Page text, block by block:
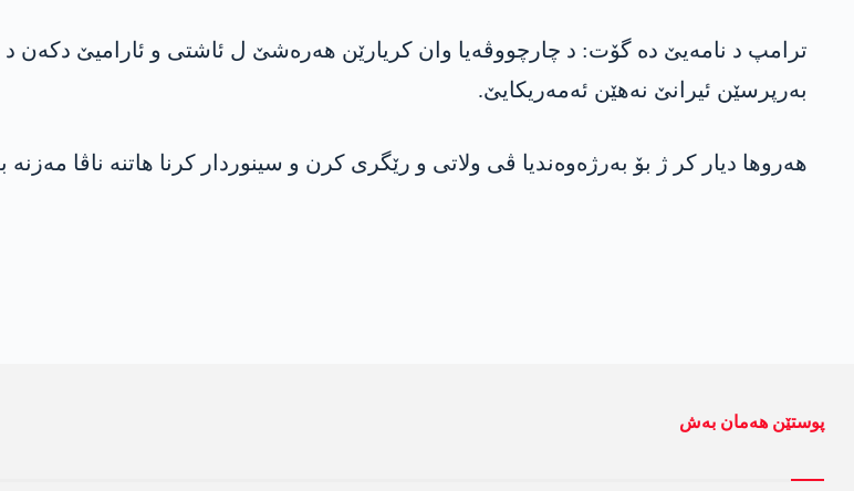
ترامپ د نامەیێ دە گۆت: د چارچووڤەیا وان کریارێن هەرەشێ ل ئاشتی و ئارامیێ دکەن د
بەرپرسێن ئیرانێ نەهێن ئەمەریکایێ.
هەروها دیار کر ژ بۆ بەرژەوەندیا ڤی ولاتی و رێگری کرن و سینوردار کرنا هاتنە ناڤا مەزنە
پوستێن ھەمان بەش